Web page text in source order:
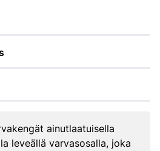
ainutlaatuisella
leveällä varvasosalla, joka